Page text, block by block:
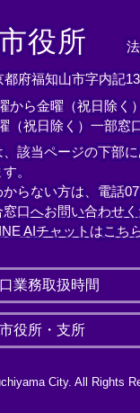
外
部
リ
ン
ク
＞
役所
府福知山市字内記
から金曜（祝日除く
（祝日除く）一部窓
該当ページの下部
。
らない方は、電話
口へお問い合わせく
AIチャットはこち
業務取扱時間
市役所・支所
City. All Rights